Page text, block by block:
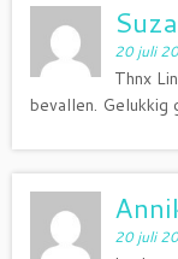
20 juli
Thnx
bevallen. Gelukkig
20 juli